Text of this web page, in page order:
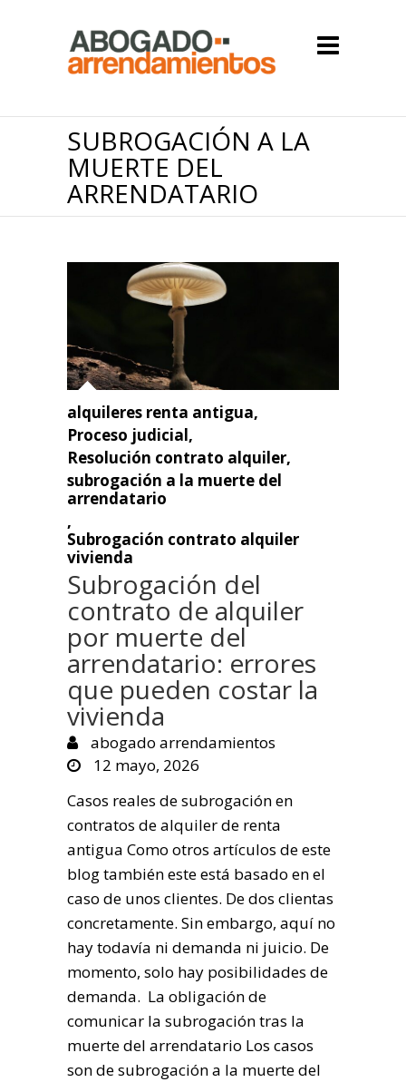
SUBROGACIÓN A LA
MUERTE DEL
ARRENDATARIO
alquileres renta antigua,
Proceso judicial,
Resolución contrato alquiler,
subrogación a la muerte del
arrendatario
,
Subrogación contrato alquiler
vivienda
Subrogación del
contrato de alquiler
por muerte del
arrendatario: errores
que pueden costar la
vivienda
abogado arrendamientos
12 mayo, 2026
Casos reales de subrogación en
contratos de alquiler de renta
antigua Como otros artículos de este
blog también este está basado en el
caso de unos clientes. De dos clientas
concretamente. Sin embargo, aquí no
hay todavía ni demanda ni juicio. De
momento, solo hay posibilidades de
demanda. La obligación de
comunicar la subrogación tras la
muerte del arrendatario Los casos
son de subrogación a la muerte del